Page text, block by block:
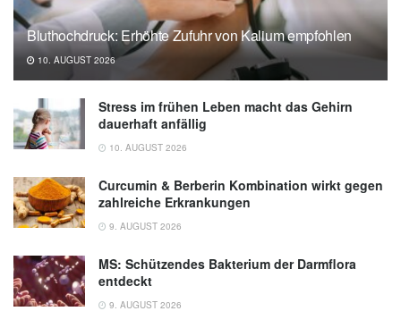
Bluthochdruck: Erhöhte Zufuhr von Kalium empfohlen
10. AUGUST 2026
Stress im frühen Leben macht das Gehirn
dauerhaft anfällig
10. AUGUST 2026
Curcumin & Berberin Kombination wirkt gegen
zahlreiche Erkrankungen
9. AUGUST 2026
MS: Schützendes Bakterium der Darmflora
entdeckt
9. AUGUST 2026